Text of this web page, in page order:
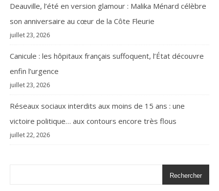
Deauville, l’été en version glamour : Malika Ménard célèbre
son anniversaire au cœur de la Côte Fleurie
juillet 23, 2026
Canicule : les hôpitaux français suffoquent, l’État découvre
enfin l’urgence
juillet 23, 2026
Réseaux sociaux interdits aux moins de 15 ans : une
victoire politique… aux contours encore très flous
juillet 22, 2026
Rechercher